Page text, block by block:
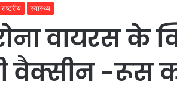
राष्ट्रीय स्वास्थ्य
वायरस के
वैक्सीन -रूस